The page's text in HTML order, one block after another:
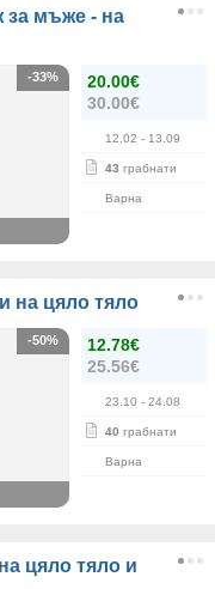
за мъже - на
20.00€
30.00€
12.02 - 13.09
43 грабнати
Варна
-33%
на цяло тяло
12.78€
25.56€
23.10 - 24.08
40 грабнати
Варна
-50%
цяло тяло и